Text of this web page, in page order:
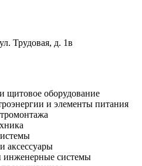
Трудовая, д. 1в
щитовое оборудование
и элементы питания
аксессуары
инженерные системы